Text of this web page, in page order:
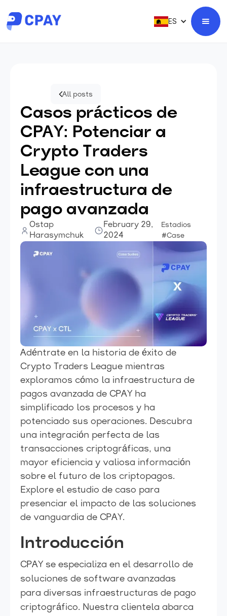
ES
All posts
Casos prácticos de
CPAY: Potenciar a
Crypto Traders
League con una
infraestructura de
pago avanzada
Ostap
Harasymchuk
February 29,
2024
Estadios
#Case
Adéntrate en la historia de éxito de
Crypto Traders League mientras
exploramos cómo la infraestructura de
pagos avanzada de CPAY ha
simplificado los procesos y ha
potenciado sus operaciones. Descubra
una integración perfecta de las
transacciones criptográficas, una
mayor eficiencia y valiosa información
sobre el futuro de los criptopagos.
Explore el estudio de caso para
presenciar el impacto de las soluciones
de vanguardia de CPAY.
Introducción
CPAY se especializa en el desarrollo de
soluciones de software avanzadas
para diversas infraestructuras de pago
criptográfico. Nuestra clientela abarca